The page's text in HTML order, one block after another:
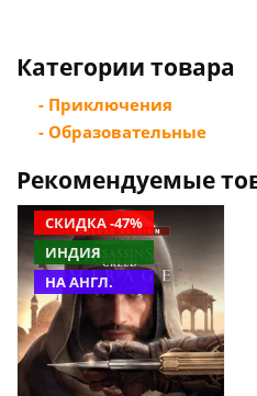
Категории товара
- Приключения
- Образовательные
Рекомендуемые
СКИДКА -47%
ИНДИЯ
НА АНГЛ.